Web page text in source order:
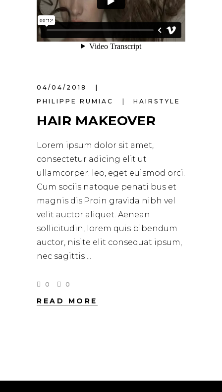
04/04/2018
PHILIPPE RUMIAC
HAIRSTYLE
HAIR MAKEOVER
Lorem ipsum dolor sit amet,
consectetur adicing elit ut
ullamcorper. leo, eget euismod orci.
Cum sociis natoque penati bus et
magnis dis.Proin gravida nibh vel
velit auctor aliquet. Aenean
sollicitudin, lorem quis bibendum
auctor, nisite elit consequat ipsum,
nec sagittis
0 0
READ MORE